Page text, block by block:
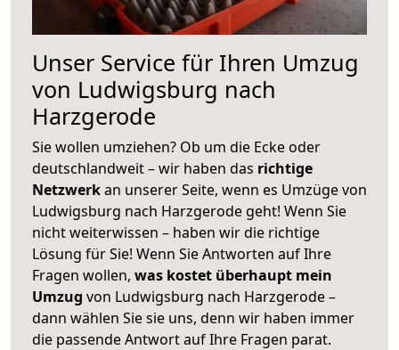
Unser Service für Ihren Umzug
von Ludwigsburg nach
Harzgerode
Sie wollen umziehen? Ob um die Ecke oder
deutschlandweit – wir haben das richtige
Netzwerkan unserer Seite, wenn es Umzüge von
Ludwigsburg nach Harzgerode geht! Wenn Sie
nicht weiterwissen – haben wir die richtige
Lösung für Sie! Wenn Sie Antworten auf Ihre
Fragen wollen, was kostet überhaupt mein
Umzug von Ludwigsburg nach Harzgerode –
dann wählen Sie sie uns, denn wir haben immer
die passende Antwort auf Ihre Fragen parat.